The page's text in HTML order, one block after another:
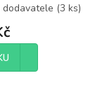
dodavatele (3 ks)